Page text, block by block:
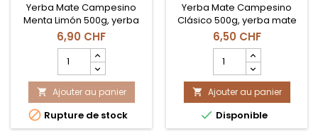
Yerba Mate Campesino
Menta Limón 500g, yerba
mate paraguaya con notas
refrescantes de menta y
limón en Suiza.
6,90 CHF
quantité
du
produit
Yerba
Mate
Campesino
 Ajouter au panier
 Rupture de stock
Yerba Mate Campesino
Clásico 500g, yerba mate
paraguaya de sabor
intenso y amargor
marcado, ideal para
consumo diario en Suiza.
6,50 CHF
quantité
du
produit
Yerba
Mate
Campesino
 Ajouter au panier
 Disponible